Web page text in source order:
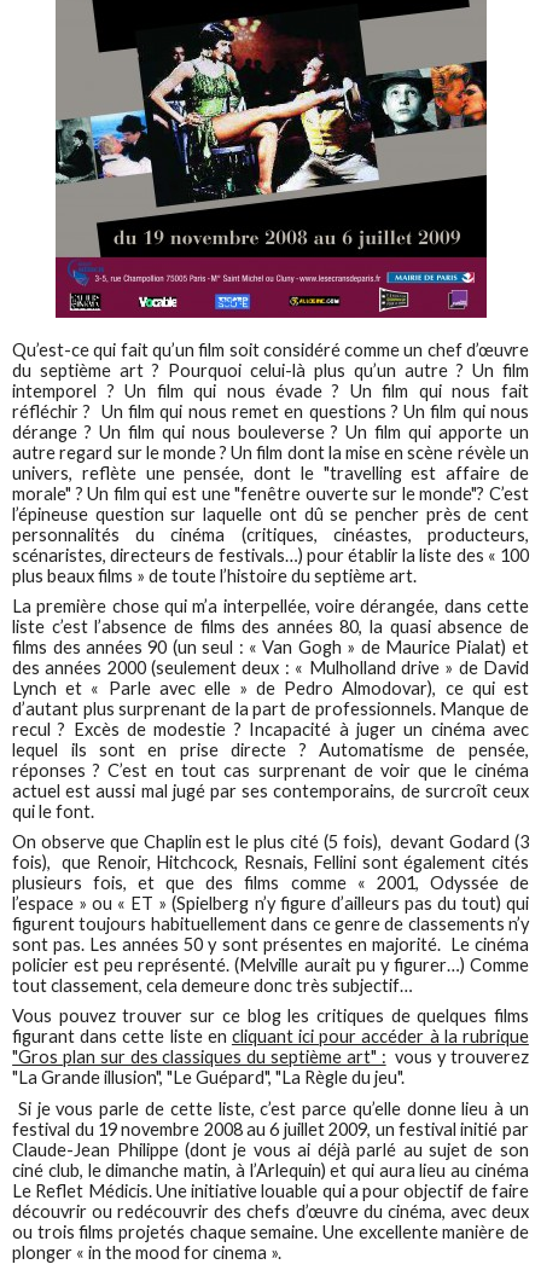
Qu’est-ce qui fait qu’un film soit considéré comme un chef d’œuvre
du septième art ? Pourquoi celui-là plus qu’un autre ? Un film
intemporel ? Un film qui nous évade ? Un film qui nous fait
réfléchir ? Un film qui nous remet en questions ? Un film qui nous
dérange ? Un film qui nous bouleverse ? Un film qui apporte un
autre regard sur le monde ? Un film dont la mise en scène révèle un
univers, reflète une pensée, dont le "travelling est affaire de
morale" ? Un film qui est une "fenêtre ouverte sur le monde"? C’est
l’épineuse question sur laquelle ont dû se pencher près de cent
personnalités du cinéma (critiques, cinéastes, producteurs,
scénaristes, directeurs de festivals…) pour établir la liste des « 100
plus beaux films » de toute l’histoire du septième art.
La première chose qui m’a interpellée, voire dérangée, dans cette
liste c’est l’absence de films des années 80, la quasi absence de
films des années 90 (un seul : « Van Gogh » de Maurice Pialat) et
des années 2000 (seulement deux : « Mulholland drive » de David
Lynch et « Parle avec elle » de Pedro Almodovar), ce qui est
d’autant plus surprenant de la part de professionnels. Manque de
recul ? Excès de modestie ? Incapacité à juger un cinéma avec
lequel ils sont en prise directe ? Automatisme de pensée,
réponses ? C’est en tout cas surprenant de voir que le cinéma
actuel est aussi mal jugé par ses contemporains, de surcroît ceux
qui le font.
On observe que Chaplin est le plus cité (5 fois), devant Godard (3
fois), que Renoir, Hitchcock, Resnais, Fellini sont également cités
plusieurs fois, et que des films comme « 2001, Odyssée de
l’espace » ou « ET » (Spielberg n’y figure d’ailleurs pas du tout) qui
figurent toujours habituellement dans ce genre de classements n’y
sont pas. Les années 50 y sont présentes en majorité. Le cinéma
policier est peu représenté. (Melville aurait pu y figurer…) Comme
tout classement, cela demeure donc très subjectif…
Vous pouvez trouver sur ce blog les critiques de quelques films
figurant dans cette liste en cliquant ici pour accéder à la rubrique
"Gros plan sur des classiques du septième art" : vous y trouverez
"La Grande illusion", "Le Guépard", "La Règle du jeu".
Si je vous parle de cette liste, c’est parce qu’elle donne lieu à un
festival du 19 novembre 2008 au 6 juillet 2009, un festival initié par
Claude-Jean Philippe (dont je vous ai déjà parlé au sujet de son
ciné club, le dimanche matin, à l’Arlequin) et qui aura lieu au cinéma
Le Reflet Médicis. Une initiative louable qui a pour objectif de faire
découvrir ou redécouvrir des chefs d’œuvre du cinéma, avec deux
ou trois films projetés chaque semaine. Une excellente manière de
plonger « in the mood for cinema ».